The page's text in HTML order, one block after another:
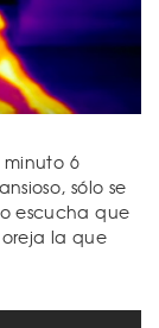
6
sólo se
escucha que
la que